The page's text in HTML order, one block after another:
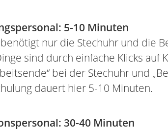
5-10 Minuten
nur die Stechuhr und die
sind durch einfache Klicks auf
bei der Stechuhr und
dauert hier 5-10 Minuten.
30-40 Minuten